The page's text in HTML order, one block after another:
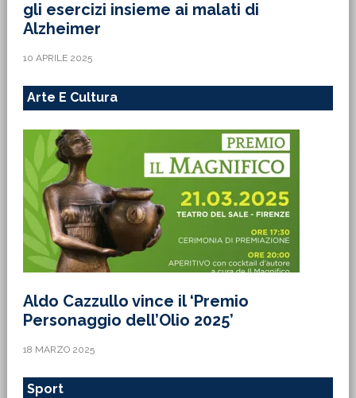
gli esercizi insieme ai malati di
Alzheimer
10 APRILE 2025
Arte E Cultura
Aldo Cazzullo vince il ‘Premio
Personaggio dell’Olio 2025’
18 MARZO 2025
Sport